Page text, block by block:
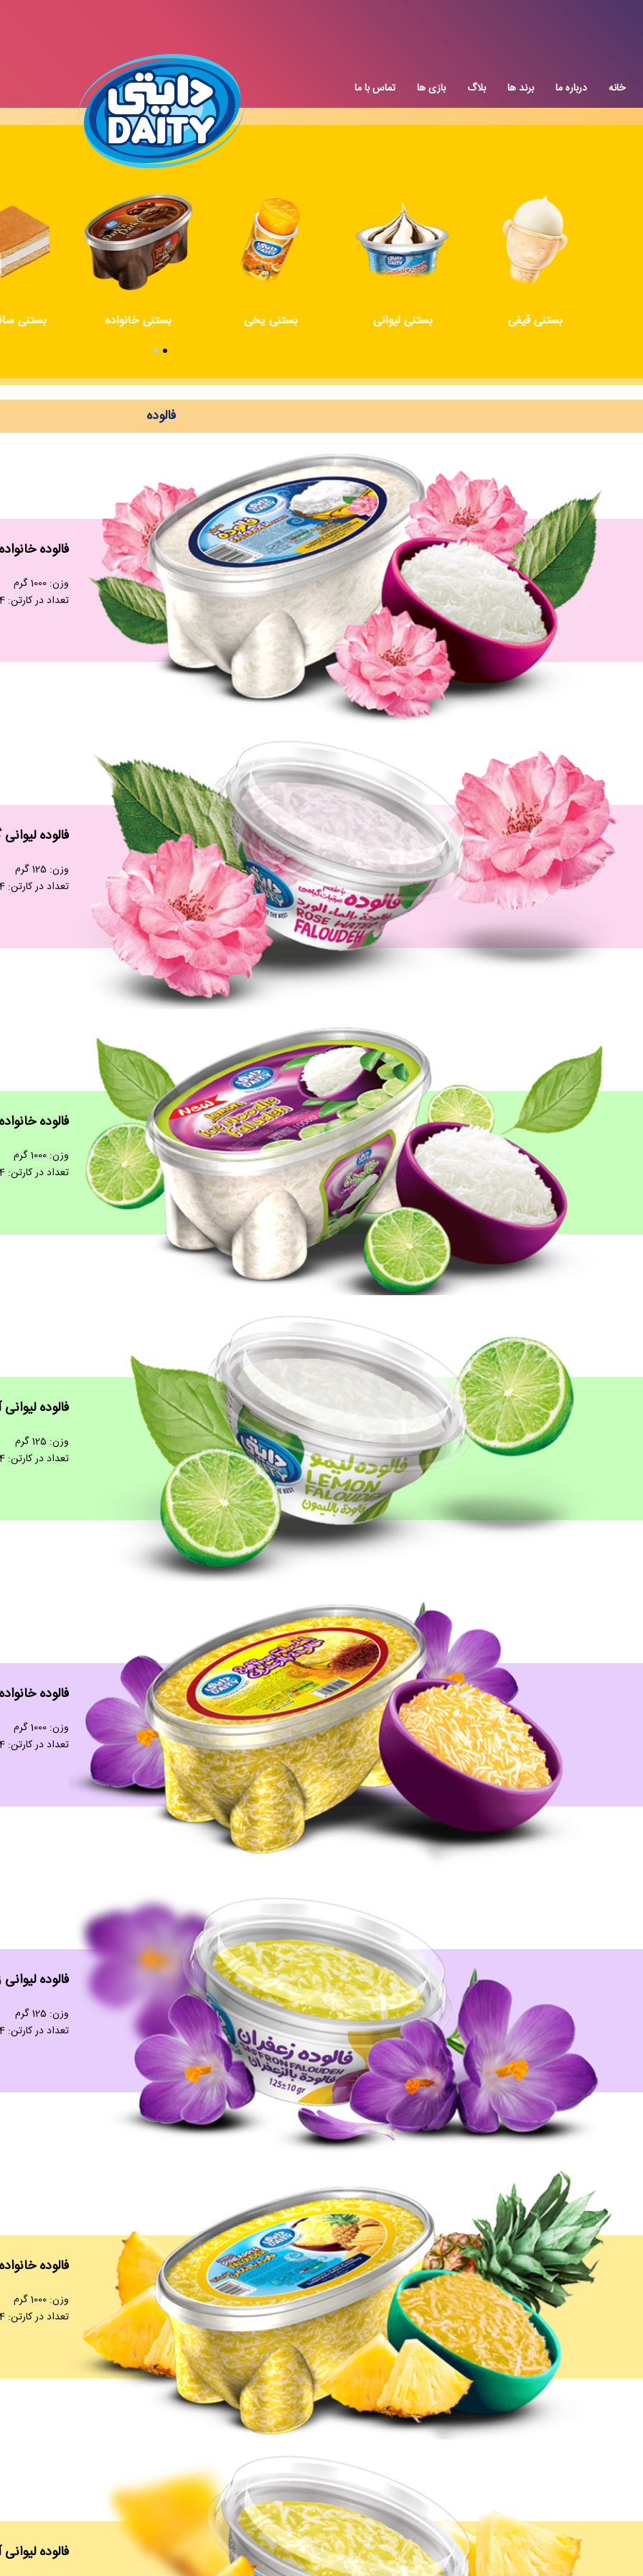
خانه درباره ما برند ها بلاگ بازی ها تماس با ما
بستنی قیفی بستنی لیوانی بستنی یخی بستنی خانواده بستنی
فالوده
فالوده
وزن: 1000 گرم
تعداد در کارتن: 4 عدد
فالوده
وزن: 125 گرم
تعداد در کارتن: 24 عدد
فالوده
وزن: 1000 گرم
تعداد در کارتن: 4 عدد
فالوده لیوانی
وزن: 125 گرم
تعداد در کارتن: 24 عدد
فالوده
وزن: 1000 گرم
تعداد در کارتن: 4 عدد
فالوده
وزن: 125 گرم
تعداد در کارتن: 24 عدد
فالوده
وزن: 1000 گرم
تعداد در کارتن: 4 عدد
فالوده